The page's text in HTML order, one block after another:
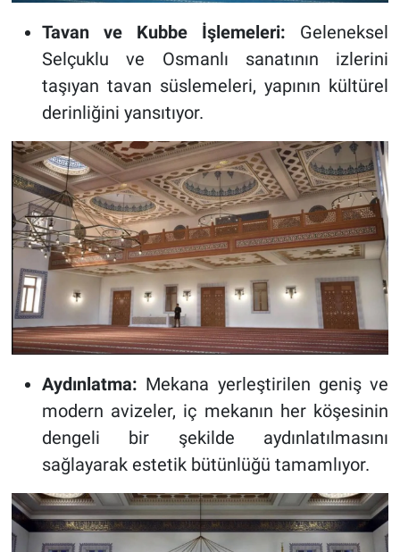
Tavan ve Kubbe İşlemeleri: Geleneksel
Selçuklu ve Osmanlı sanatının izlerini
taşıyan tavan süslemeleri, yapının kültürel
derinliğini yansıtıyor.
Aydınlatma: Mekana yerleştirilen geniş ve
modern avizeler, iç mekanın her köşesinin
dengeli bir şekilde aydınlatılmasını
sağlayarak estetik bütünlüğü tamamlıyor.